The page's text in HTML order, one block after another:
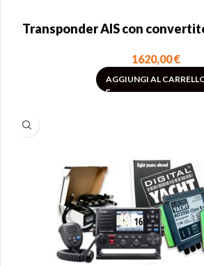
Transponder AIS con
1620,00€
AGGIUNGI AL